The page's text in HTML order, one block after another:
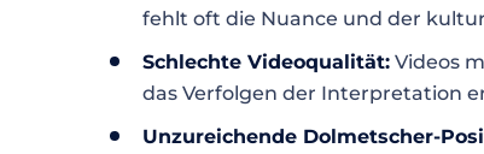
fehlt oft die Nuance und der
Schlechte Videoqualität: Videos
das Verfolgen der Interpretation
Unzureichende Dolmetscher-